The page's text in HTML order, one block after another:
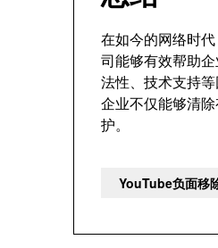
在如今的网络时
司能够有效帮助
法性、技术支持
企业不仅能够清
护。
YouTube负面移